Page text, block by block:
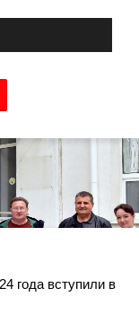
года вступили в